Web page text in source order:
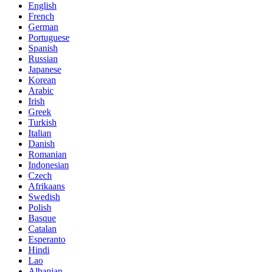
English
French
German
Portuguese
Spanish
Russian
Japanese
Korean
Arabic
Irish
Greek
Turkish
Italian
Danish
Romanian
Indonesian
Czech
Afrikaans
Swedish
Polish
Basque
Catalan
Esperanto
Hindi
Lao